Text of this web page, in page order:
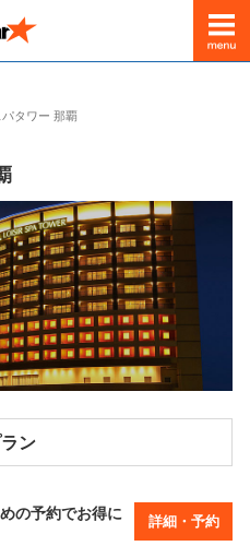
タワー 那覇
ン
の予約でお得に
詳細・予約